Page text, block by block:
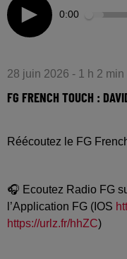
0:00
28 juin 2026 - 1 h 2 min
FG FRENCH TOUCH :
Réécoutez le FG
🎧 Ecoutez Radio FG
l’Application FG (IOS
https://urlz.fr/hhZC)